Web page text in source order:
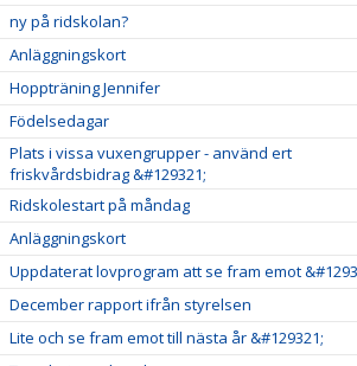
ny på ridskolan?
Anläggningskort
Hoppträning Jennifer
Födelsedagar
Plats i vissa vuxengrupper - använd ert
friskvårdsbidrag &#129321;
Ridskolestart på måndag
Anläggningskort
Uppdaterat lovprogram att se fram emot
December rapport ifrån styrelsen
Lite och se fram emot till nästa år &#129321;